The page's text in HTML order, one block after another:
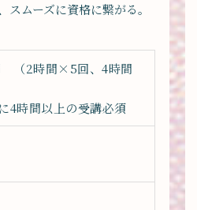
スムーズに資格に繋がる。
（2時間×5回、4時間
4時間以上の受講必須